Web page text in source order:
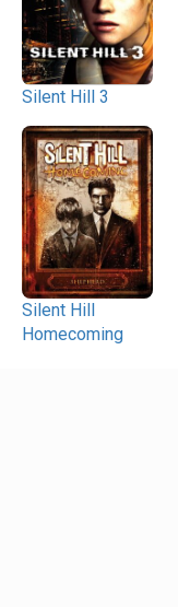
Silent Hill 3
Silent Hill
Homecoming